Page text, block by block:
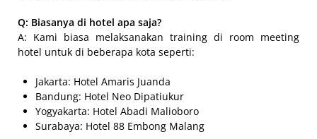
Q: Biasanya di hotel apa saja?
A: Kami biasa melaksanakan training di room meeting
hotel untuk di beberapa kota seperti:
Jakarta: Hotel Amaris Juanda
Bandung: Hotel Neo Dipatiukur
Yogyakarta: Hotel Abadi Malioboro
Surabaya: Hotel 88 Embong Malang